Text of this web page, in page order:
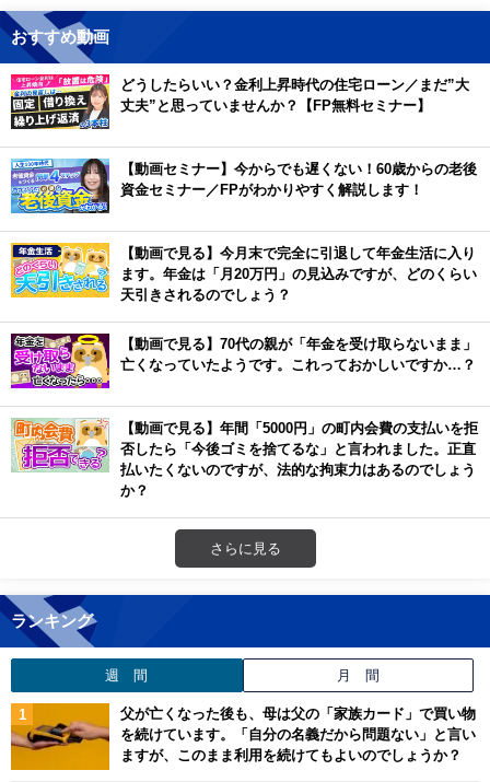
おすすめ動画
どうしたらいい？金利上昇時代の住宅ローン／まだ”大
丈夫”と思っていませんか？【FP無料セミナー】
【動画セミナー】今からでも遅くない！60歳からの老後
資金セミナー／FPがわかりやすく解説します！
【動画で見る】今月末で完全に引退して年金生活に入り
ます。年金は「月20万円」の見込みですが、どのくらい
天引きされるのでしょう？
【動画で見る】70代の親が「年金を受け取らないまま」
亡くなっていたようです。これっておかしいですか…？
【動画で見る】年間「5000円」の町内会費の支払いを拒
否したら「今後ゴミを捨てるな」と言われました。正直
払いたくないのですが、法的な拘束力はあるのでしょう
か？
さらに見る
ランキング
週 間 月 間
父が亡くなった後も、母は父の「家族カード」で買い物
を続けています。「自分の名義だから問題ない」と言い
ますが、このまま利用を続けてもよいのでしょうか？